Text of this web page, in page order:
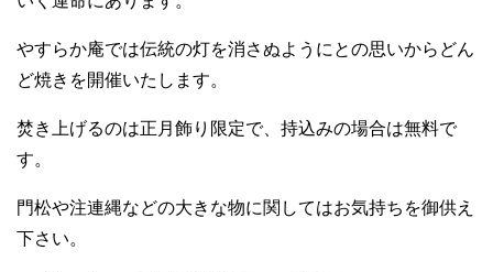
やすらか庵では伝統の灯を消さぬようにとの思いからどん
ど焼きを開催いたします。
焚き上げるのは正月飾り限定で、持込みの場合は無料で
す。
門松や注連縄などの大きな物に関してはお気持ちを御供え
下さい。